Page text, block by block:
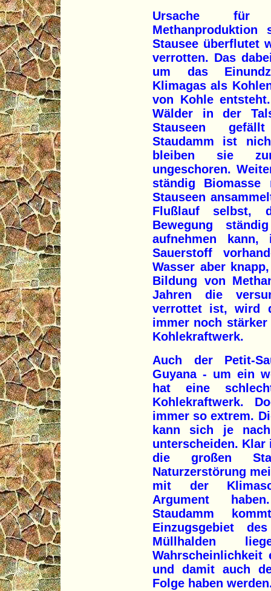
Ursache für
Stausee überflutet
verrotten. Das
um das
Klimagas als
von Kohle
Wälder in der
Stauseen
Staudamm ist
bleiben sie
ungeschoren.
ständig
Stauseen
Flußlauf selbst,
Bewegung
aufnehmen
Sauerstoff
Wasser aber
Bildung von
Jahren die
verrottet ist, wird
immer noch
Kohlekraftwerk.
Auch der Petit-
Guyana - um ein
hat eine
Kohlekraftwerk.
immer so extrem.
kann sich je
unterscheiden. Klar
die großen
Naturzerstörung
mit der
Argument
Staudamm
Einzugsgebiet
Müllhalden
Wahrscheinlichkeit
und damit auch
Folge haben